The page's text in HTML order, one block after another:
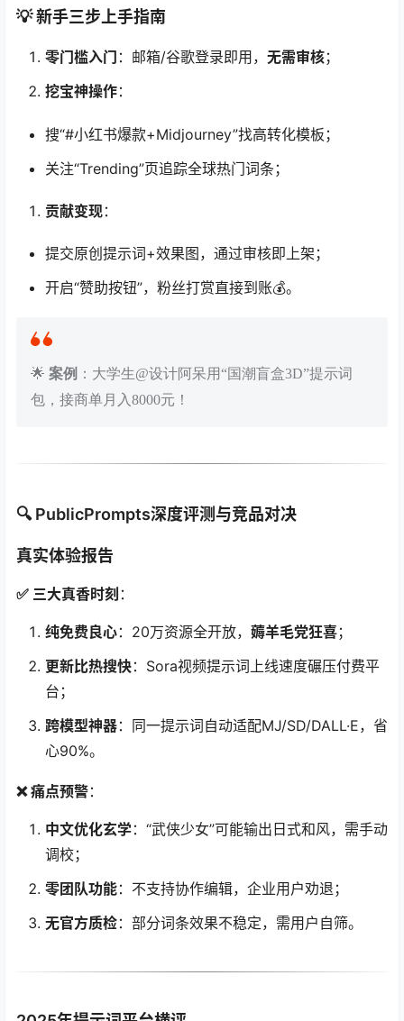
💡 新手三步上手指南
零门槛入门 ：邮箱/谷歌登录即用， 无需审核；
挖宝神操作：
搜“#小红书爆款+Midjourney”找高转化模板；
关注“Trending”页追踪全球热门词条；
贡献变现：
提交原创提示词+效果图，通过审核即上架；
开启“赞助按钮”，粉丝打赏直接到账💰。
🌟 案例 ：大学生@设计阿呆用“国潮盲盒3D”提示词
包，接商单月入8000元！
🔍 PublicPrompts深度评测与竞品对决
真实体验报告
✅ 三大真香时刻 ：
纯免费良心：20万资源全开放， 薅羊毛党狂喜；
更新比热搜快：Sora视频提示词上线速度碾压付费平
台；
跨模型神器：同一提示词自动适配MJ/SD/DALL·E，省
心90%。
❌ 痛点预警：
中文优化玄学：“武侠少女”可能输出日式和风，需手动
调校；
零团队功能：不支持协作编辑，企业用户劝退；
无官方质检：部分词条效果不稳定，需用户自筛。